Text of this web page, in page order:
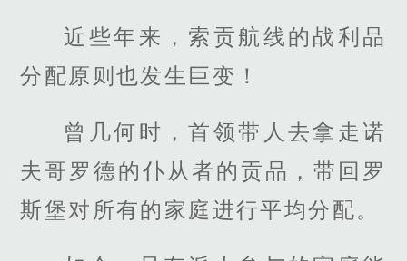
近些年来，索贡航线的战利品
分配原则也发生巨变！
曾几何时，首领带人去拿走诺
夫哥罗德的仆从者的贡品，带回罗
斯堡对所有的家庭进行平均分配。